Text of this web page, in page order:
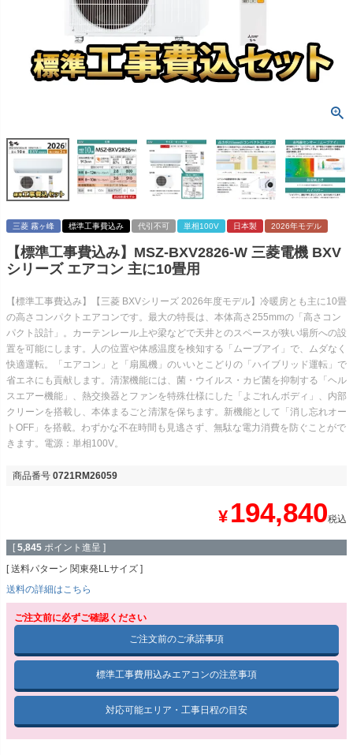
三菱 霧ヶ峰 標準工事費込み 代引不可 単相100V 日本製 2026年モデル
【標準工事費込み】MSZ-BXV2826-W 三菱電機 BXV
シリーズ エアコン 主に10畳用
【標準工事費込み】【三菱 BXVシリーズ 2026年度モデル】冷暖房とも主に10畳
の高さコンパクトエアコンです。最大の特長は、本体高さ255mmの「高さコン
パクト設計」。カーテンレール上や梁などで天井とのスペースが狭い場所への設
置を可能にします。人の位置や体感温度を検知する「ムーブアイ」で、ムダなく
快適運転。「エアコン」と「扇風機」のいいとこどりの「ハイブリッド運転」で
省エネにも貢献します。清潔機能には、菌・ウイルス・カビ菌を抑制する「ヘル
スエアー機能」、熱交換器とファンを特殊仕様にした「よごれんボディ」、内部
クリーンを搭載し、本体まるごと清潔を保ちます。新機能として「消し忘れオー
トOFF」を搭載。わずかな不在時間も見逃さず、無駄な電力消費を防ぐことがで
きます。電源：単相100V。
商品番号 0721RM26059
¥ 194,840税込
[ 5,845 ポイント進呈 ]
送料パターン 関東発LLサイズ
送料の詳細はこちら
ご注文前に必ずご確認ください
ご注文前のご承諾事項
標準工事費用込みエアコンの注意事項
対応可能エリア・工事日程の目安